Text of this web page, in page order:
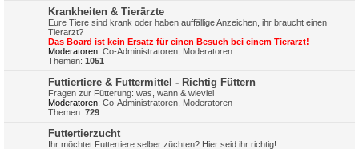
Krankheiten & Tierärzte
Eure Tiere sind krank oder haben auffällige Anzeichen, ihr braucht einen
Tierarzt?
Das Board ist kein Ersatz für einen Besuch bei einem Tierarzt!
Moderatoren: Co-Administratoren Moderatoren
Themen: 1051
Futtiertiere & Futtermittel - Richtig Füttern
Fragen zur Fütterung: was, wann & wieviel
Moderatoren: Co-Administratoren Moderatoren
Themen: 729
Futtertierzucht
Ihr möchtet Futtertiere selber züchten? Hier seid ihr richtig!